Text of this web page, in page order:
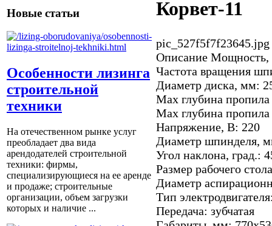
Новые статьи
Особенности лизинга
строительной
техники
На отечественном рынке услуг
преобладает два вида
арендодателей строительной
техники: фирмы,
специализирующиеся на ее аренде
и продаже; строительные
организации, объем загрузки
которых и наличие ...
Корвет-11
pic_527f5f7f23645.jpg
Описание Мощность,
Частота вращения
Диаметр диска, мм:
Max глубина
Max глубина
Напряжение, В: 220
Диаметр шпинделя,
Угол наклона, град.:
Размер рабочего
Диаметр
Тип
Передача: зубчатая